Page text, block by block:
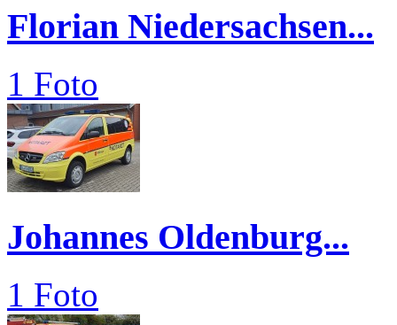
Florian Niedersachsen...
1 Foto
Johannes Oldenburg...
1 Foto